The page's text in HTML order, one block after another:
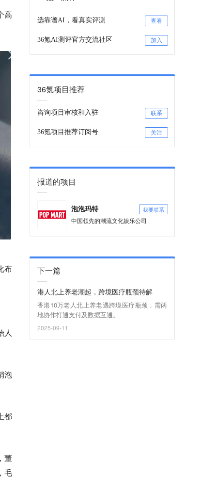
高
布
人
泡
都
董
毛
选靠谱AI，看真实评测 查看
36氪AI测评官方交流社区 加入
36氪项目推荐
咨询项目审核和入驻 联系
36氪项目推荐订阅号 关注
报道的项目
泡泡玛特 我要联系
中国领先的潮流文化娱乐公司
下一篇
港人北上养老潮起，跨境医疗瓶颈待解
香港10万老人北上养老遇跨境医疗瓶颈，需两
地协作打通支付及数据互通。
2025-09-11